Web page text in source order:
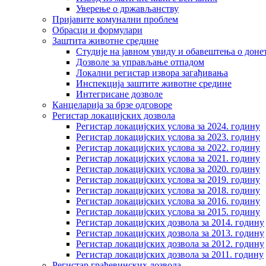
Уверење о држављанству
Пријавите комунални проблем
Обрасци и формулари
Заштита животне средине
Студије на јавном увиду и обавештења о
Дозволе за управљање отпадом
Локални регистар извора загађивања
Инспекција заштите животне средине
Интегрисане дозволе
Канцеларија за брзе одговоре
Регистар локацијских дозвола
Регистар локацијских услова за 2024. годину
Регистар локацијских услова за 2023. годину
Регистар локацијских услова за 2022. годину
Регистар локацијских услова за 2021. годину
Регистар локацијских услова за 2020. годину
Регистар локацијских услова за 2019. годину
Регистар локацијских услова за 2018. годину
Регистар локацијских услова за 2016. годину
Регистар локацијских услова за 2015. годину
Регистар локацијских дозвола за 2014. годину
Регистар локацијских дозвола за 2013. годину
Регистар локацијских дозвола за 2012. годину
Регистар локацијских дозвола за 2011. годину